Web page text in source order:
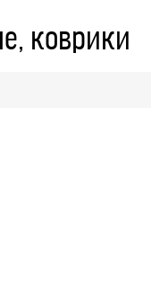
коврики